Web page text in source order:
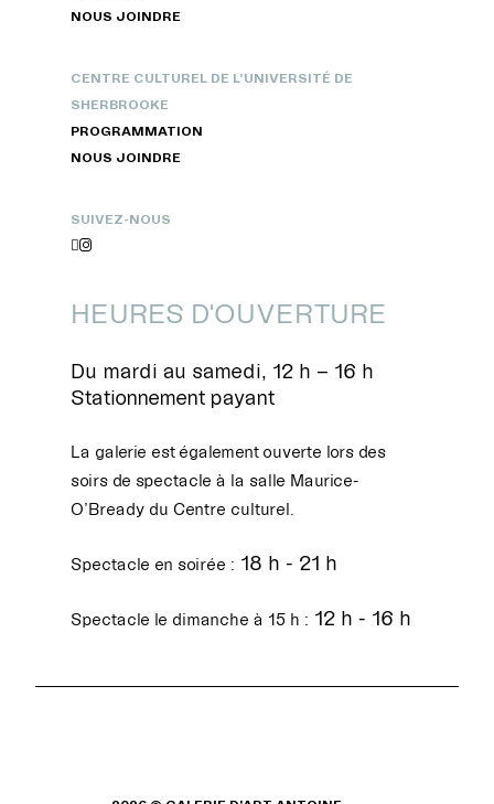
NOUS JOINDRE
CENTRE CULTUREL DE L’UNIVERSITÉ DE
SHERBROOKE
PROGRAMMATION
NOUS JOINDRE
SUIVEZ-NOUS

HEURES D'OUVERTURE
Du mardi au samedi, 12 h – 16 h
Stationnement payant
La galerie est également ouverte lors des
soirs de spectacle à la salle Maurice-
O’Bready du Centre culturel.
Spectacle en soirée : 18 h - 21 h
Spectacle le dimanche à 15 h : 12 h - 16 h